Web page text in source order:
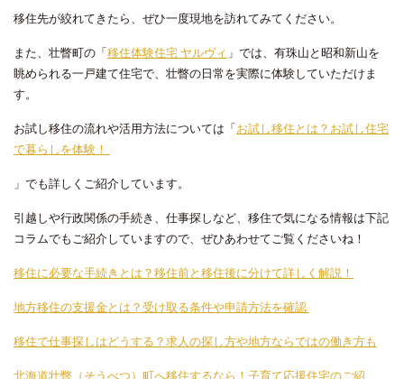
移住先が絞れてきたら、ぜひ一度現地を訪れてみてください。
また、壮瞥町の「 移住体験住宅 ヤルヴィ 」では、有珠山と昭和新山を
眺められる一戸建て住宅で、壮瞥の日常を実際に体験していただけま
す。
お試し移住の流れや活用方法については「 お試し移住とは？お試し住宅
で暮らしを体験！
」でも詳しくご紹介しています。
引越しや行政関係の手続き、仕事探しなど、移住で気になる情報は下記
コラムでもご紹介していますので、ぜひあわせてご覧くださいね！
移住に必要な手続きとは？移住前と移住後に分けて詳しく解説！
地方移住の支援金とは？受け取る条件や申請方法を確認
移住で仕事探しはどうする？求人の探し方や地方ならではの働き方も
北海道壮瞥（そうべつ）町へ移住するなら！子育て応援住宅のご紹